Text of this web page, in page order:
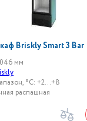
Briskly Smart 3 Bar
мм
°C: +2...+8
распашная